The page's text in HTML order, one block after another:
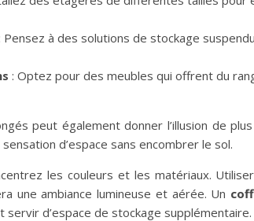
Pensez à des solutions de stockage
: Optez pour des meubles qui offrent du
peut également donner l’illusion de
d’espace sans encombrer le sol.
les couleurs et les matériaux.
une ambiance lumineuse et aérée. Un
servir d’espace de stockage supplémentaire.